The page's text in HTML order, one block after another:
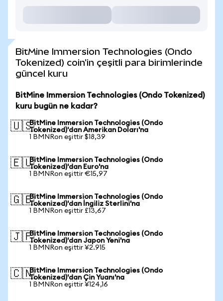
BitMine Immersion Technologies (Ondo
Tokenized) coin'in çeşitli para birimlerinde
güncel kuru
BitMine Immersion Technologies (Ondo Tokenized)
kuru bugün ne kadar?
🇺🇸BitMine Immersion Technologies (Ondo
Tokenized)'dan Amerikan Doları'na
1 BMNRon eşittir $18,39
🇪🇺BitMine Immersion Technologies (Ondo
Tokenized)'dan Euro'na
1 BMNRon eşittir €15,97
🇬🇧BitMine Immersion Technologies (Ondo
Tokenized)'dan İngiliz Sterlini'na
1 BMNRon eşittir £13,67
🇯🇵BitMine Immersion Technologies (Ondo
Tokenized)'dan Japon Yeni'na
1 BMNRon eşittir ¥2.915
🇨🇳BitMine Immersion Technologies (Ondo
Tokenized)'dan Çin Yuanı'na
1 BMNRon eşittir ¥124,16